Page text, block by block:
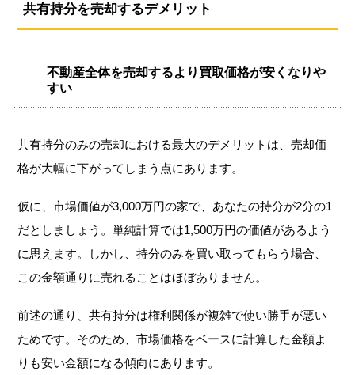
共有持分を売却するデメリット
不動産全体を売却するより買取価格が安くなりや
すい
共有持分のみの売却における最大のデメリットは、売却価
格が大幅に下がってしまう点にあります。
仮に、市場価値が3,000万円の家で、あなたの持分が2分の1
だとしましょう。単純計算では1,500万円の価値があるよう
に思えます。しかし、持分のみを買い取ってもらう場合、
この金額通りに売れることはほぼありません。
前述の通り、共有持分は権利関係が複雑で使い勝手が悪い
ためです。そのため、市場価格をベースに計算した金額よ
りも安い金額になる傾向にあります。